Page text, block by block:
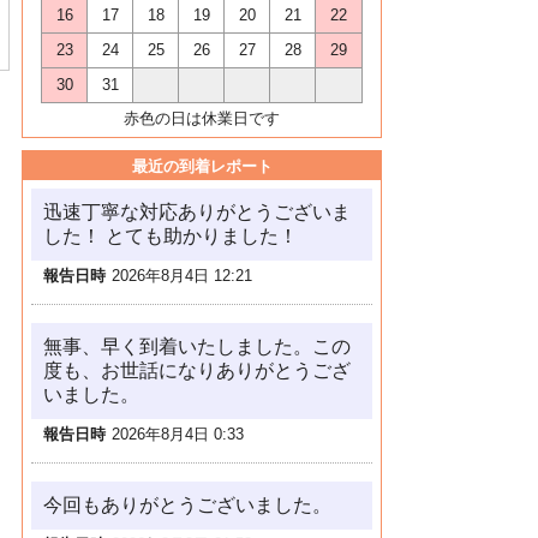
16
17 18 19 20 21
22
23
24 25 26 27 28
29
30
31
赤色の日は休業日です
最近の到着レポート
迅速丁寧な対応ありがとうございま
した！ とても助かりました！
報告日時 2026年8月4日 12:21
無事、早く到着いたしました。この
度も、お世話になりありがとうござ
いました。
報告日時 2026年8月4日 0:33
今回もありがとうございました。